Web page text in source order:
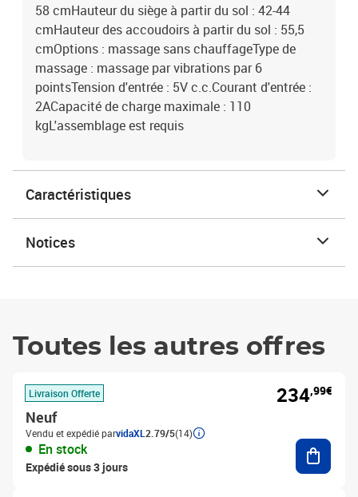
58 cmHauteur du siège à partir du sol : 42-44
cmHauteur des accoudoirs à partir du sol : 55,5
cmOptions : massage sans chauffageType de
massage : massage par vibrations par 6
pointsTension d'entrée : 5V c.c.Courant d'entrée :
2ACapacité de charge maximale : 110
kgL'assemblage est requis
Caractéristiques
Notices
Toutes les autres offres
Livraison Offerte
Neuf
Vendu et expédié parvidaXL 2.79/5(14)
En stock
Expédié sous 3 jours
234,99€